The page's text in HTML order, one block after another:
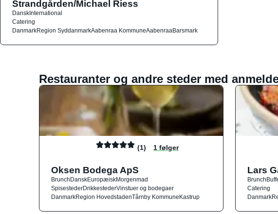
Strandgården/Michael Riess
DanskInternational
Catering
DanmarkRegion SyddanmarkAabenraa KommuneAabenraaBarsmark
Restauranter og andre steder med
(1) 1 følger
Oksen Bodega ApS
BrunchDanskEuropæiskMorgenmad
SpisestederDrikkestederVinstuer og bodegaer
DanmarkRegion HovedstadenTårnby KommuneKastrup
Lars
Brunch
Catering
Danmark